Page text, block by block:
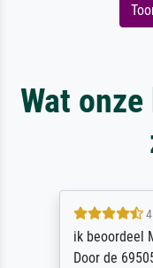
Wat
ik beoordeel
Door de